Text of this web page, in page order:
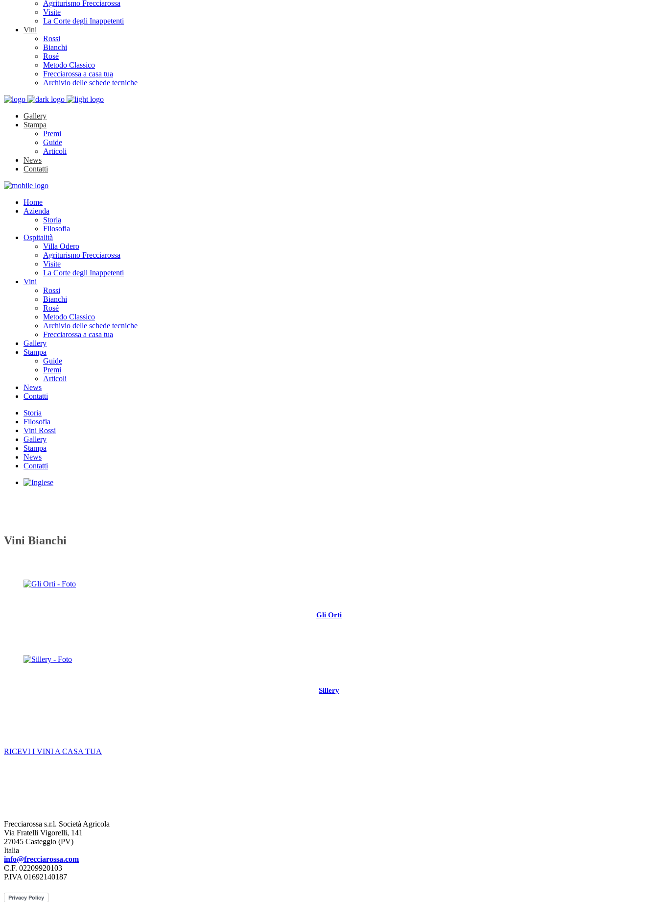
Agriturismo Frecciarossa
Visite
La Corte degli Inappetenti
Vini
Rossi
Bianchi
Rosé
Metodo Classico
Frecciarossa a casa tua
Archivio delle schede tecniche
Gallery
Stampa
Premi
Guide
Articoli
News
Contatti
Home
Azienda
Storia
Filosofia
Ospitalità
Villa Odero
Agriturismo Frecciarossa
Visite
La Corte degli Inappetenti
Vini
Rossi
Bianchi
Rosé
Metodo Classico
Archivio delle schede tecniche
Frecciarossa a casa tua
Gallery
Stampa
Guide
Premi
Articoli
News
Contatti
Storia
Filosofia
Vini Rossi
Gallery
Stampa
News
Contatti
Vini Bianchi
Gli Orti
Sillery
RICEVI I VINI A CASA TUA
Frecciarossa s.r.l. Società Agricola
Via Fratelli Vigorelli, 141
27045 Casteggio (PV)
Italia
info@frecciarossa.com
C.F. 02209920103
P.IVA 01692140187